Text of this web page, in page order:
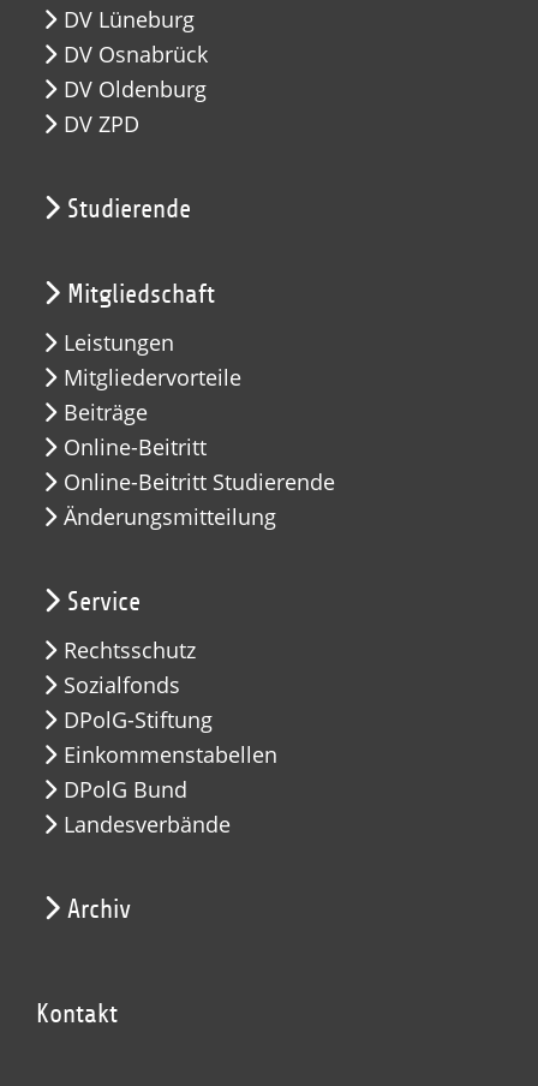
DV Lüneburg
DV Osnabrück
DV Oldenburg
DV ZPD
Studierende
Mitgliedschaft
Leistungen
Mitgliedervorteile
Beiträge
Online-Beitritt
Online-Beitritt Studierende
Änderungsmitteilung
Service
Rechtsschutz
Sozialfonds
DPolG-Stiftung
Einkommenstabellen
DPolG Bund
Landesverbände
Archiv
Kontakt